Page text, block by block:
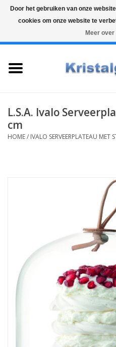
Karaffen
Glas graveren
Bar & Wijn
L.S.A. Ivalo
cm
HOME/ IVALO SERVEERPLATEAU MET
Door het gebruiken van onze
cookies om onze website te
Meer